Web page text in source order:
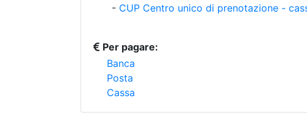
- CUP Centro unico di prenotazione -
Per pagare:
Banca
Posta
Cassa